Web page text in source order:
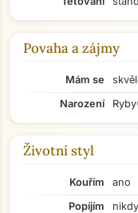
Povaha a zájmy
Mám se
Narození
Ryby
Životní styl
Kouřím
ano
Popíjím
nikdy